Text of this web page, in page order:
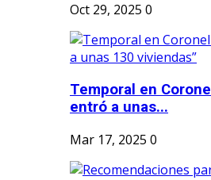
Oct 29, 2025 0
Temporal en
entró a unas...
Mar 17, 2025 0